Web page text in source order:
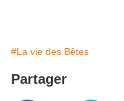
#La vie des Bêtes
Partager